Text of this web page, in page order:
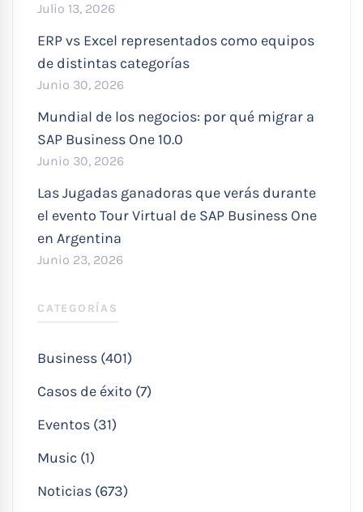
Julio 13, 2026
ERP vs Excel representados como equipos
de distintas categorías
Junio 30, 2026
Mundial de los negocios: por qué migrar a
SAP Business One 10.0
Junio 30, 2026
Las Jugadas ganadoras que verás durante
el evento Tour Virtual de SAP Business One
en Argentina
Junio 23, 2026
CATEGORÍAS
Business (401)
Casos de éxito (7)
Eventos (31)
Music (1)
Noticias (673)